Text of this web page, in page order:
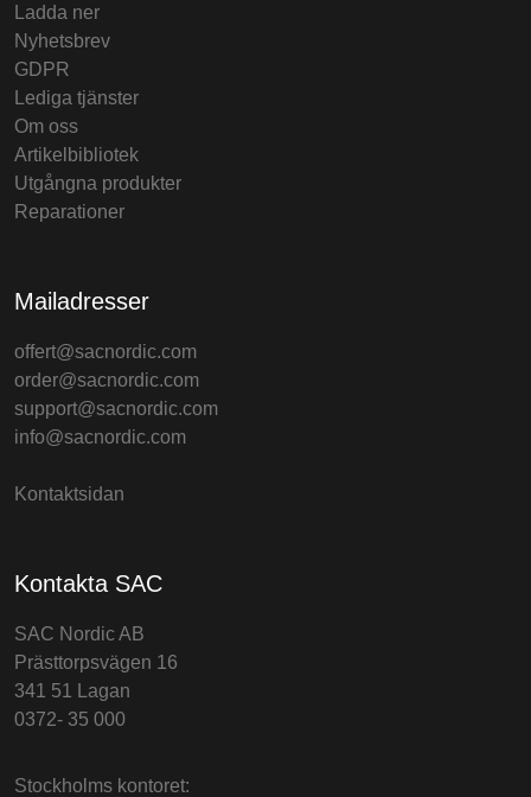
Ladda ner
Nyhetsbrev
GDPR
Lediga tjänster
Om oss
Artikelbibliotek
Utgångna produkter
Reparationer
Mailadresser
offert@sacnordic.com
order@sacnordic.com
support@sacnordic.com
info@sacnordic.com
Kontaktsidan
Kontakta SAC
SAC Nordic AB
Prästtorpsvägen 16
341 51 Lagan
0372- 35 000
Stockholms kontoret: